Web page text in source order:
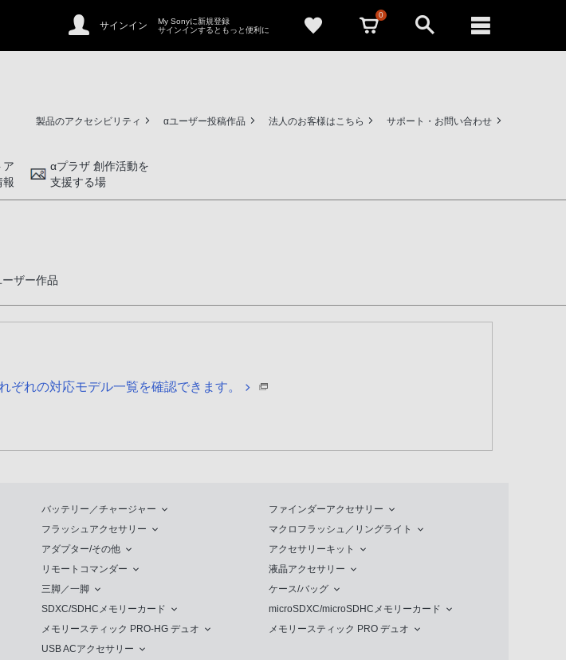
サインイン
My Sonyに新規登録
サインインするともっと便利に
0
製品のアクセシビリティ αユーザー投稿作品 法人のお客様はこちら サポート・お問い合わせ
ア
報
αプラザ 創作活動を
支援する場
ーザー作品
ぞれの対応モデル一覧を確認できます。
バッテリー／チャージャー
ファインダーアクセサリー
フラッシュアクセサリー
マクロフラッシュ／リングライト
アダプター/その他
アクセサリーキット
リモートコマンダー
液晶アクセサリー
三脚／一脚
ケース/バッグ
SDXC/SDHCメモリーカード
microSDXC/microSDHCメモリーカード
メモリースティック PRO-HG デュオ
メモリースティック PRO デュオ
USB ACアクセサリー